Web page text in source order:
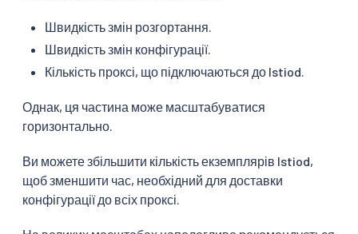
Швидкість змін розгортання.
Швидкість змін конфігурації.
Кількість проксі, що підключаються до Istiod.
Однак, ця частина може масштабуватися
горизонтально.
Ви можете збільшити кількість екземплярів Istiod,
щоб зменшити час, необхідний для доставки
конфігурації до всіх проксі.